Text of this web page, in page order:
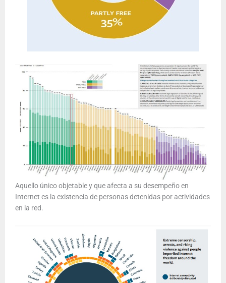
Aquello único objetable y que afecta a su desempeño en
Internet es la existencia de personas detenidas por actividades
en la red.